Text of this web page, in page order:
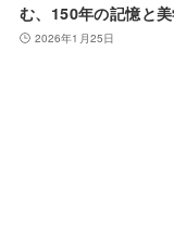
む、150年の記憶と
2026年1月25日